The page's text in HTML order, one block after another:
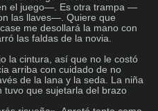
el juego—. Es otra trampa —
las llaves—. Quiere que
me desollará la mano con
las faldas de la novia.
la cintura, así que no le costó
arriba con cuidado de no
de la lana y la seda. La niña
tuvo que sujetarla del brazo